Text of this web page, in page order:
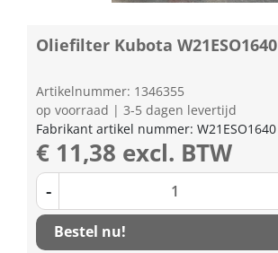
Oliefilter Kubota W21ESO1640
Artikelnummer: 1346355
op voorraad | 3-5 dagen levertijd
Fabrikant artikel nummer: W21ESO1640
€ 11,38 excl. BTW
-
Bestel nu!